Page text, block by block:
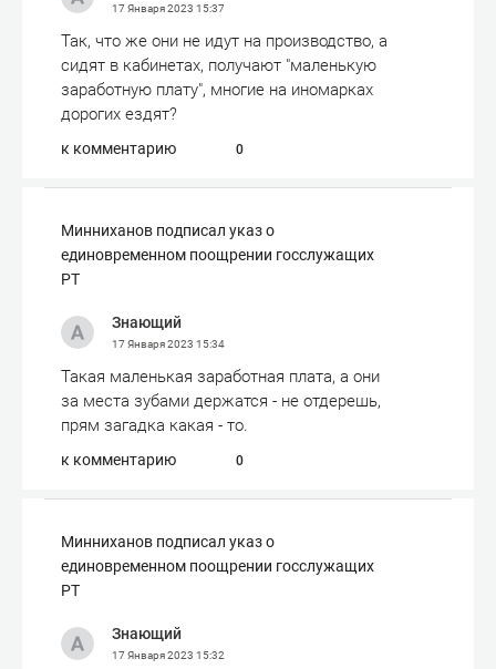
17 Января 2023 15:37
Так, что же они не идут на производство, а
сидят в кабинетах, получают "маленькую
заработную плату", многие на иномарках
дорогих ездят?
к комментарию 0
Минниханов подписал указ о
единовременном поощрении госслужащих
РТ
Знающий
17 Января 2023 15:34
Такая маленькая заработная плата, а они
за места зубами держатся - не отдерешь,
прям загадка какая - то.
к комментарию 0
Минниханов подписал указ о
единовременном поощрении госслужащих
РТ
Знающий
17 Января 2023 15:32